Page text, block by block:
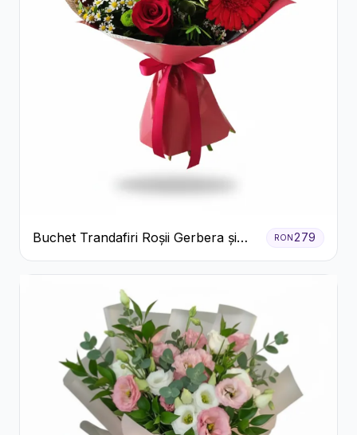
Buchet Trandafiri Roșii Gerbera și
Verdeață
RON279